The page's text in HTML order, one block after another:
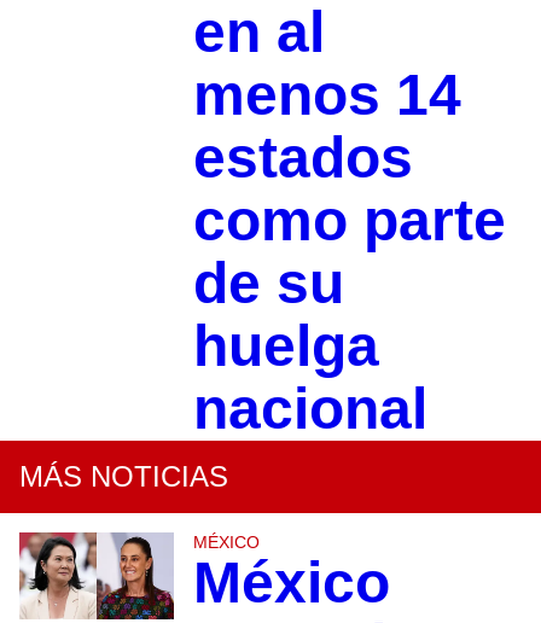
en al
menos 14
estados
como parte
de su
huelga
nacional
MÁS NOTICIAS
MÉXICO
México